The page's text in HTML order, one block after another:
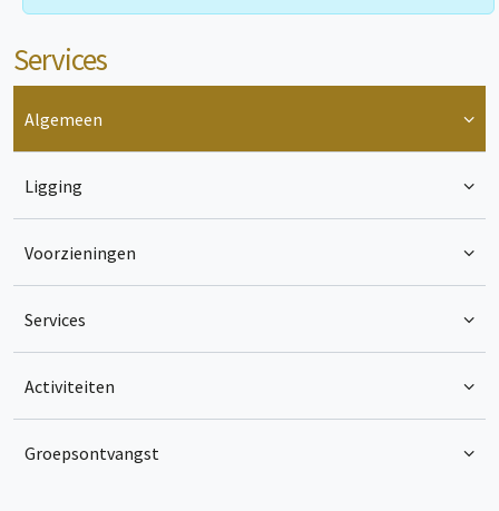
Services
Algemeen
Ligging
Voorzieningen
Services
Activiteiten
Groepsontvangst